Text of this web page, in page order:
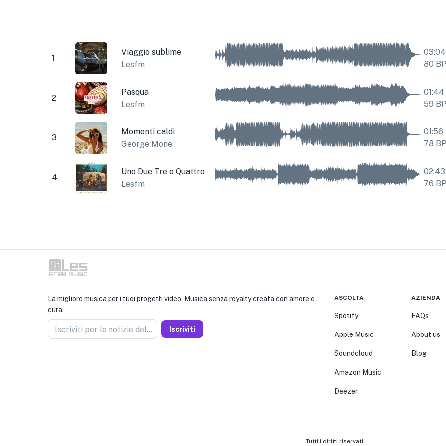
1
Viaggio sublime
Lesfm
03:04
80
2
Pasqua
Lesfm
01:44
59
3
Momenti caldi
George Mone
01:56
78
4
Uno Due Tre e Quattro
Lesfm
02:43
76
La migliore musica per i tuoi progetti video. Musica senza royalty creata con amore e
cura.
Iscriviti per le notizie del venditore Iscriviti
ASCOLTA
Spotify
Apple Music
Soundcloud
Amazon Music
Deezer
AZIENDA
FAQs
About us
Blog
Tutti i diritti riservati